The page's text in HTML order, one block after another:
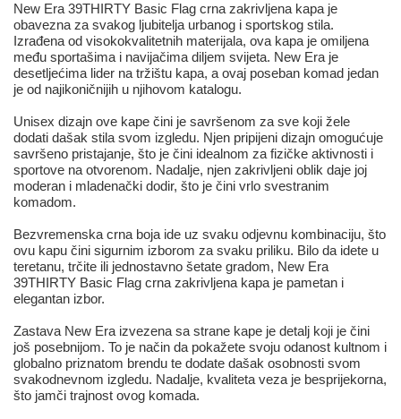
New Era 39THIRTY Basic Flag crna zakrivljena kapa je
obavezna za svakog ljubitelja urbanog i sportskog stila.
Izrađena od visokokvalitetnih materijala, ova kapa je omiljena
među sportašima i navijačima diljem svijeta. New Era je
desetljećima lider na tržištu kapa, a ovaj poseban komad jedan
je od najikoničnijih u njihovom katalogu.
Unisex dizajn ove kape čini je savršenom za sve koji žele
dodati dašak stila svom izgledu. Njen pripijeni dizajn omogućuje
savršeno pristajanje, što je čini idealnom za fizičke aktivnosti i
sportove na otvorenom. Nadalje, njen zakrivljeni oblik daje joj
moderan i mladenački dodir, što je čini vrlo svestranim
komadom.
Bezvremenska crna boja ide uz svaku odjevnu kombinaciju, što
ovu kapu čini sigurnim izborom za svaku priliku. Bilo da idete u
teretanu, trčite ili jednostavno šetate gradom, New Era
39THIRTY Basic Flag crna zakrivljena kapa je pametan i
elegantan izbor.
Zastava New Era izvezena sa strane kape je detalj koji je čini
još posebnijom. To je način da pokažete svoju odanost kultnom i
globalno priznatom brendu te dodate dašak osobnosti svom
svakodnevnom izgledu. Nadalje, kvaliteta veza je besprijekorna,
što jamči trajnost ovog komada.